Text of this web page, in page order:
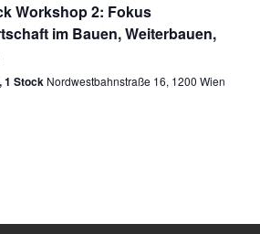
Workshop 2: Fokus
im Bauen, Weiterbauen,
1 Stock Nordwestbahnstraße 16, 1200 Wien